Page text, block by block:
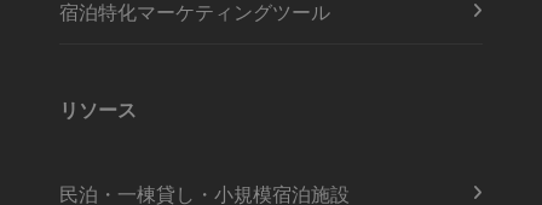
宿泊特化マーケティングツール
リソース
民泊・一棟貸し・小規模宿泊施設